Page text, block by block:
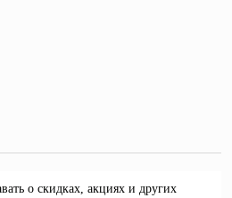
о скидках, акциях и других